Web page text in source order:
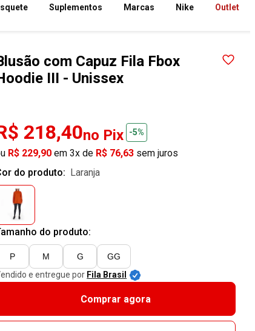
Suplementos Marcas Nike Outlet
com Capuz Fila Fbox
III - Unissex
218,40no Pix -5%
R$ 229,90 em 3x de R$ 76,63 sem juros
do produto:
laranja
do produto:
P M G
GG
e entregue por Fila Brasil
Comprar agora